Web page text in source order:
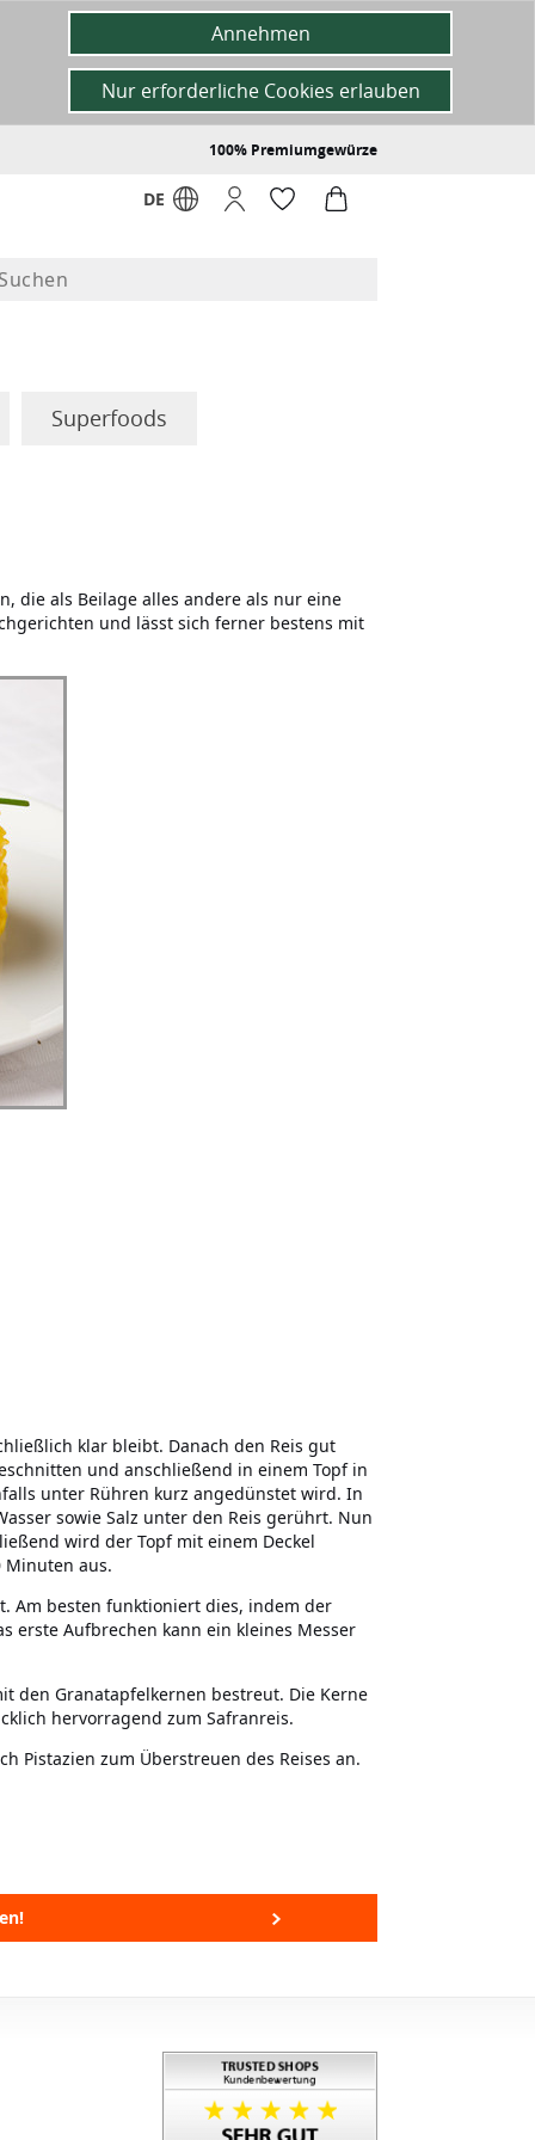
100% Premiumgewürze
DE
Superfoods
die als Beilage alles andere als nur eine
und lässt sich ferner bestens mit
klar bleibt. Danach den Reis gut
und anschließend in einem Topf in
unter Rühren kurz angedünstet wird. In
sowie Salz unter den Reis gerührt. Nun
wird der Topf mit einem Deckel
Minuten aus.
Am besten funktioniert dies, indem der
erste Aufbrechen kann ein kleines Messer
den Granatapfelkernen bestreut. Die Kerne
hervorragend zum Safranreis.
Pistazien zum Überstreuen des Reises an.
Annehmen
Nur erforderliche Cookies erlauben